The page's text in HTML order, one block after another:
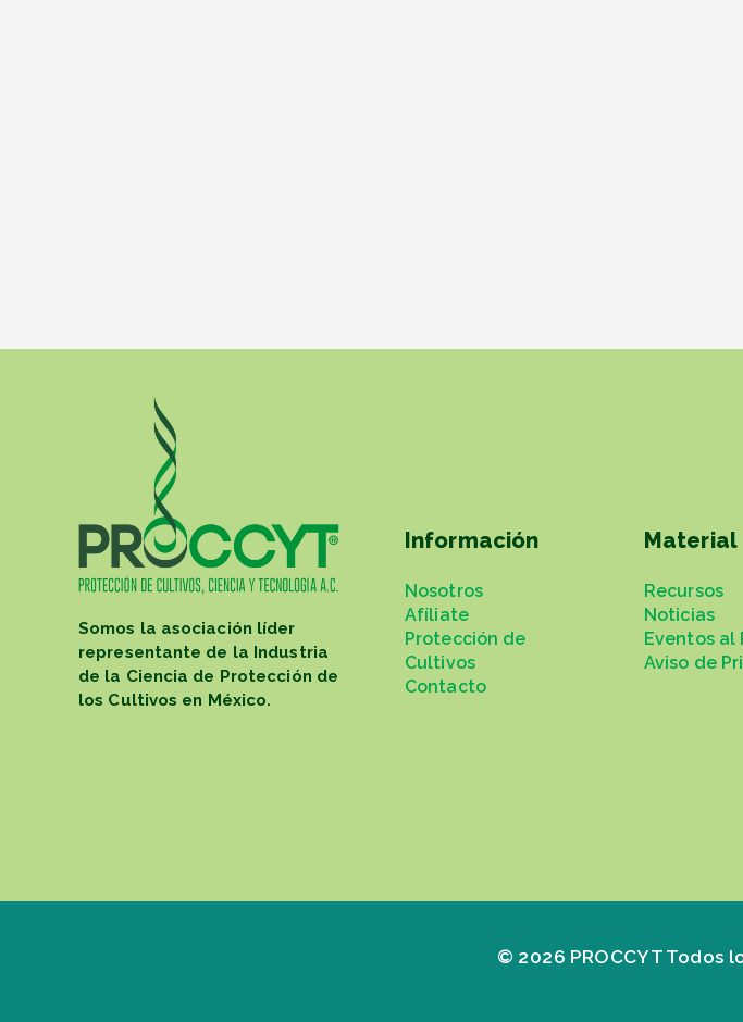
Somos la asociación líder
representante de la Industria
de la Ciencia de Protección de
los Cultivos en México.
Información
Nosotros
Afíliate
Protección de
Cultivos
Contacto
Material
Recursos
Noticias
Eventos al
Aviso de
© 2026 PROCCYT Todos